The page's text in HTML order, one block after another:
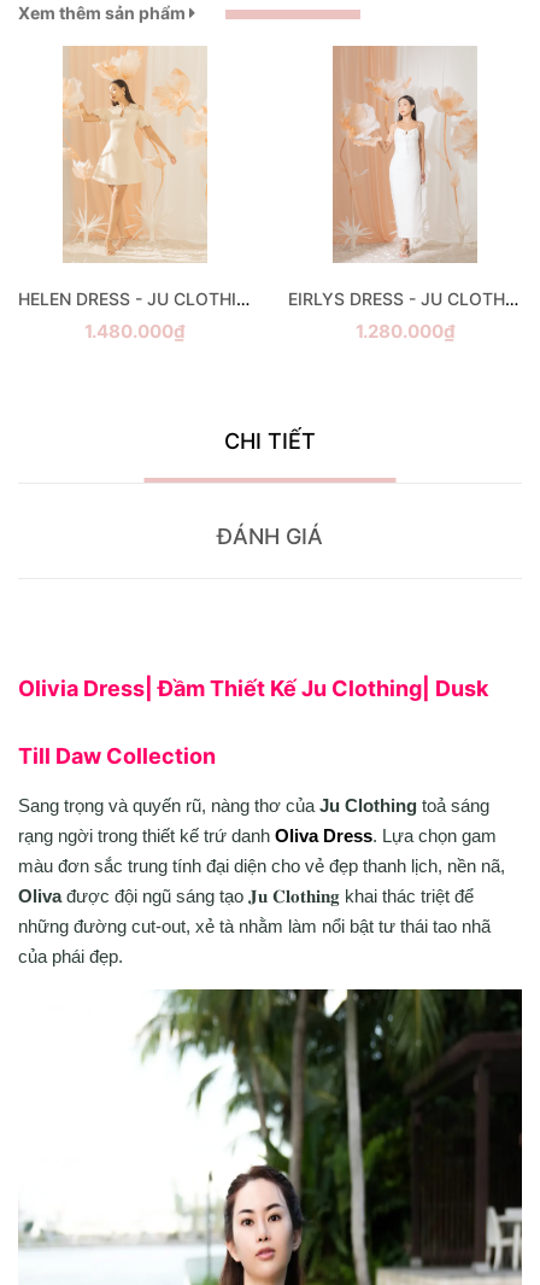
Xem thêm sản phẩm
HELEN DRESS - JU CLOTHING
1.480.000₫
EIRLYS DRESS - JU CLOTHING
1.280.000₫
CHI TIẾT
ĐÁNH GIÁ
Olivia Dress| Đầm Thiết Kế Ju Clothing| Dusk
Till Daw Collection
Sang trọng và quyến rũ, nàng thơ của Ju Clothing toả sáng
rạng ngời trong thiết kế trứ danh Oliva Dress. Lựa chọn gam
màu đơn sắc trung tính đại diện cho vẻ đẹp thanh lịch, nền nã,
Olivađược đội ngũ sáng tạo 𝐉𝐮 𝐂𝐥𝐨𝐭𝐡𝐢𝐧𝐠 khai thác triệt để
những đường cut-out, xẻ tà nhằm làm nổi bật tư thái tao nhã
của phái đẹp.